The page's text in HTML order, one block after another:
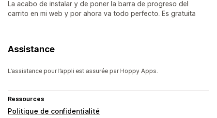
La acabo de instalar y de poner la barra de progreso del
carrito en mi web y por ahora va todo perfecto. Es gratuita
Assistance
L’assistance pour l’appli est assurée par Hoppy Apps.
Ressources
Politique de confidentialité